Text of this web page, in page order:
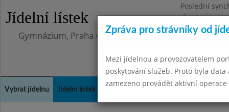
Jídelní lístek
Poslední
Úterý
Gymnázium, Praha 4, Budějovická 680
Vybrat jídelnu Jídelní lístek Kontakty a informace
Zpráva pro strávníky od
Mezi jídelnou a provozovatelem
poskytování služeb. Proto byla
zamezeno provádět aktivní